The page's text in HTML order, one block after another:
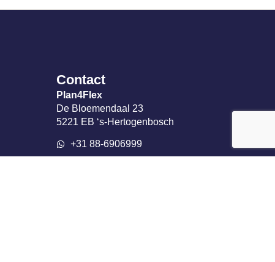
Contact
Plan4Flex
De Bloemendaal 23
5221 EB ‘s-Hertogenbosch
+31 88-6906999